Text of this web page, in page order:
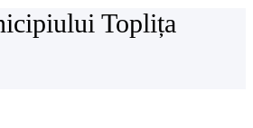
Toplița